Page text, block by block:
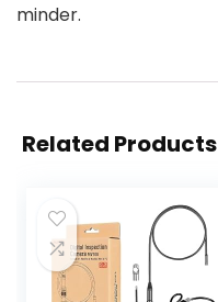
minder.
Related Products